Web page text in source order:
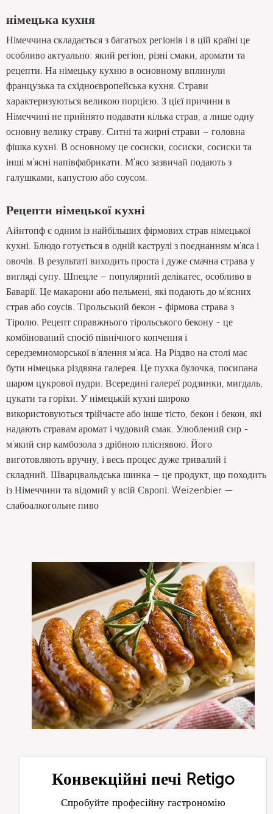
німецька кухня
Німеччина складається з багатьох регіонів і в цій країні це
особливо актуально: який регіон, різні смаки, аромати та
рецепти. На німецьку кухню в основному вплинули
французька та східноєвропейська кухня. Страви
характеризуються великою порцією. З цієї причини в
Німеччині не прийнято подавати кілька страв, а лише одну
основну велику страву. Ситні та жирні страви – головна
фішка кухні. В основному це сосиски, сосиски, сосиски та
інші м’ясні напівфабрикати. М'ясо зазвичай подають з
галушками, капустою або соусом.
Рецепти німецької кухні
Айнтопф є одним із найбільших фірмових страв німецької
кухні. Блюдо готується в одній каструлі з поєднанням м'яса і
овочів. В результаті виходить проста і дуже смачна страва у
вигляді супу. Шпецле – популярний делікатес, особливо в
Баварії. Це макарони або пельмені, які подають до м'ясних
страв або соусів. Тірольський бекон - фірмова страва з
Тіролю. Рецепт справжнього тірольського бекону - це
комбінований спосіб північного копчення і
середземноморської в'ялення м'яса. На Різдво на столі має
бути німецька різдвяна галерея. Це пухка булочка, посипана
шаром цукрової пудри. Всередині галереї родзинки, мигдаль,
цукати та горіхи. У німецькій кухні широко
використовуються трійчасте або інше тісто, бекон і бекон, які
надають стравам аромат і чудовий смак. Улюблений сир -
м'який сир камбозола з дрібною пліснявою. Його
виготовляють вручну, і весь процес дуже тривалий і
складний. Шварцвальдська шинка – це продукт, що походить
із Німеччини та відомий у всій Європі. Weizenbier —
слабоалкогольне пиво
Конвекційні печі Retigo
Спробуйте професійну гастрономію